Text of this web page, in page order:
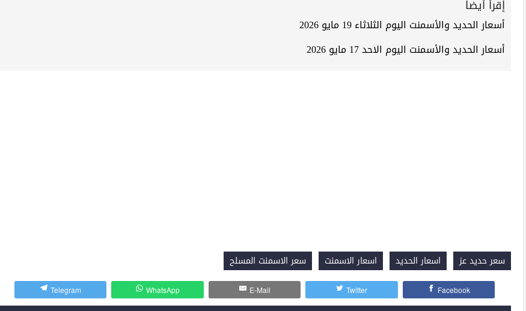
إقرأ أيضاً
أسعار الحديد والأسمنت اليوم الثلاثاء 19 مايو 2026
أسعار الحديد والأسمنت اليوم الاحد 17 مايو 2026
سعر حديد عز اسعار الحديد اسعار الاسمنت سعر الاسمنت المسلح
Facebook
Twitter
E-Mail
WhatsApp
Telegram